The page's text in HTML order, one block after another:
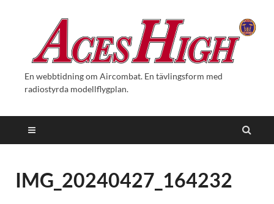
En webbtidning om Aircombat. En tävlingsform med
radiostyrda modellflygplan.
IMG_20240427_164232